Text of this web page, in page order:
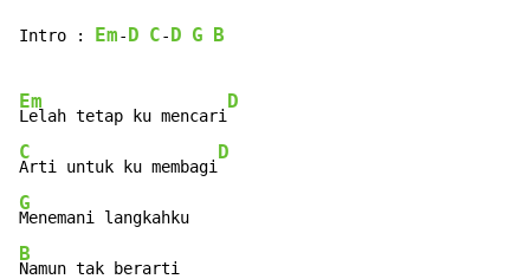
Intro : Em- D C- D G B
Em
Lelah tetap ku mencari
D
C
Arti untuk ku membagi
D
G
B